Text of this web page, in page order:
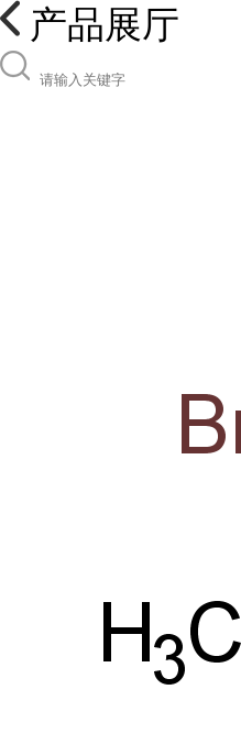
产品展厅